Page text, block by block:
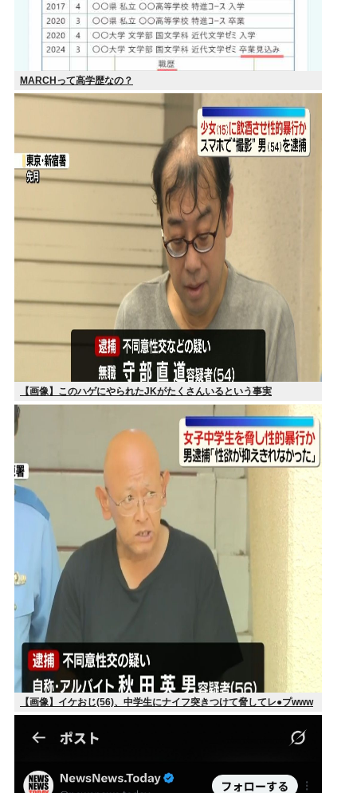
MARCHって高学歴なの？
【画像】このハゲにやられたJKがたくさんいるという事実
【画像】イケおじ(56)、中学生にナイフ突きつけて脅してレ●プwww